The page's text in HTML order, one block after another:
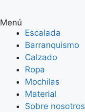
Menú
Escalada
Barranquismo
Calzado
Ropa
Mochilas
Material
Sobre nosotros